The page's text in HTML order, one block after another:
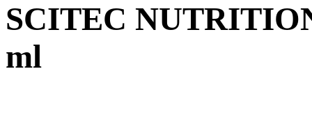
SCITEC
ml